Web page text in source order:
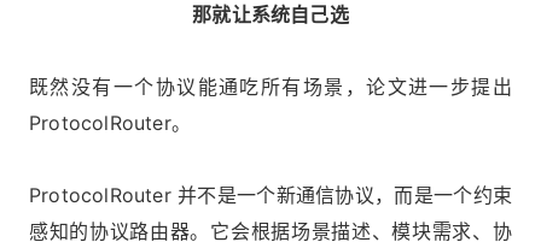
那就让系统自己选
既然没有一个协议能通吃所有场景，论文进一步提出
ProtocolRouter。
ProtocolRouter 并不是一个新通信协议，而是一个约束
感知的协议路由器。它会根据场景描述、模块需求、协